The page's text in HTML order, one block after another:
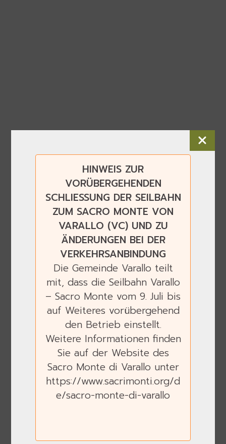
HINWEIS ZUR
VORÜBERGEHENDEN
SCHLIESSUNG DER SEILBAHN
ZUM SACRO MONTE VON
VARALLO (VC) UND ZU
ÄNDERUNGEN BEI DER
VERKEHRSANBINDUNG
Die Gemeinde Varallo teilt
mit, dass die Seilbahn Varallo
– Sacro Monte vom 9. Juli bis
auf Weiteres vorübergehend
den Betrieb einstellt.
Weitere Informationen finden
Sie auf der Website des
Sacro Monte di Varallo unter
https://www.sacrimonti.org/d
e/sacro-monte-di-varallo